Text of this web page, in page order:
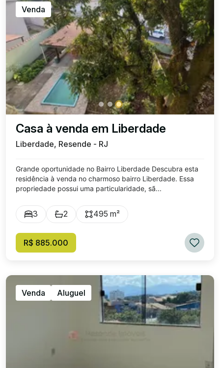
Venda
Casa à venda em Liberdade
Liberdade, Resende - RJ
Grande oportunidade no Bairro Liberdade Descubra esta
residência à venda no charmoso bairro Liberdade. Essa
propriedade possui uma particularidade, sã...
3 2 495 m²
R$ 885.000
Venda Aluguel